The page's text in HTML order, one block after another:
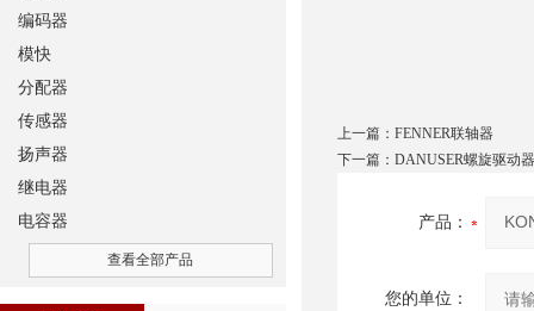
上一篇： FENNER联轴器
下一篇： DANUSER螺旋驱动器
产品：
您的单位：
编码器
模快
分配器
传感器
扬声器
继电器
电容器
查看全部产品